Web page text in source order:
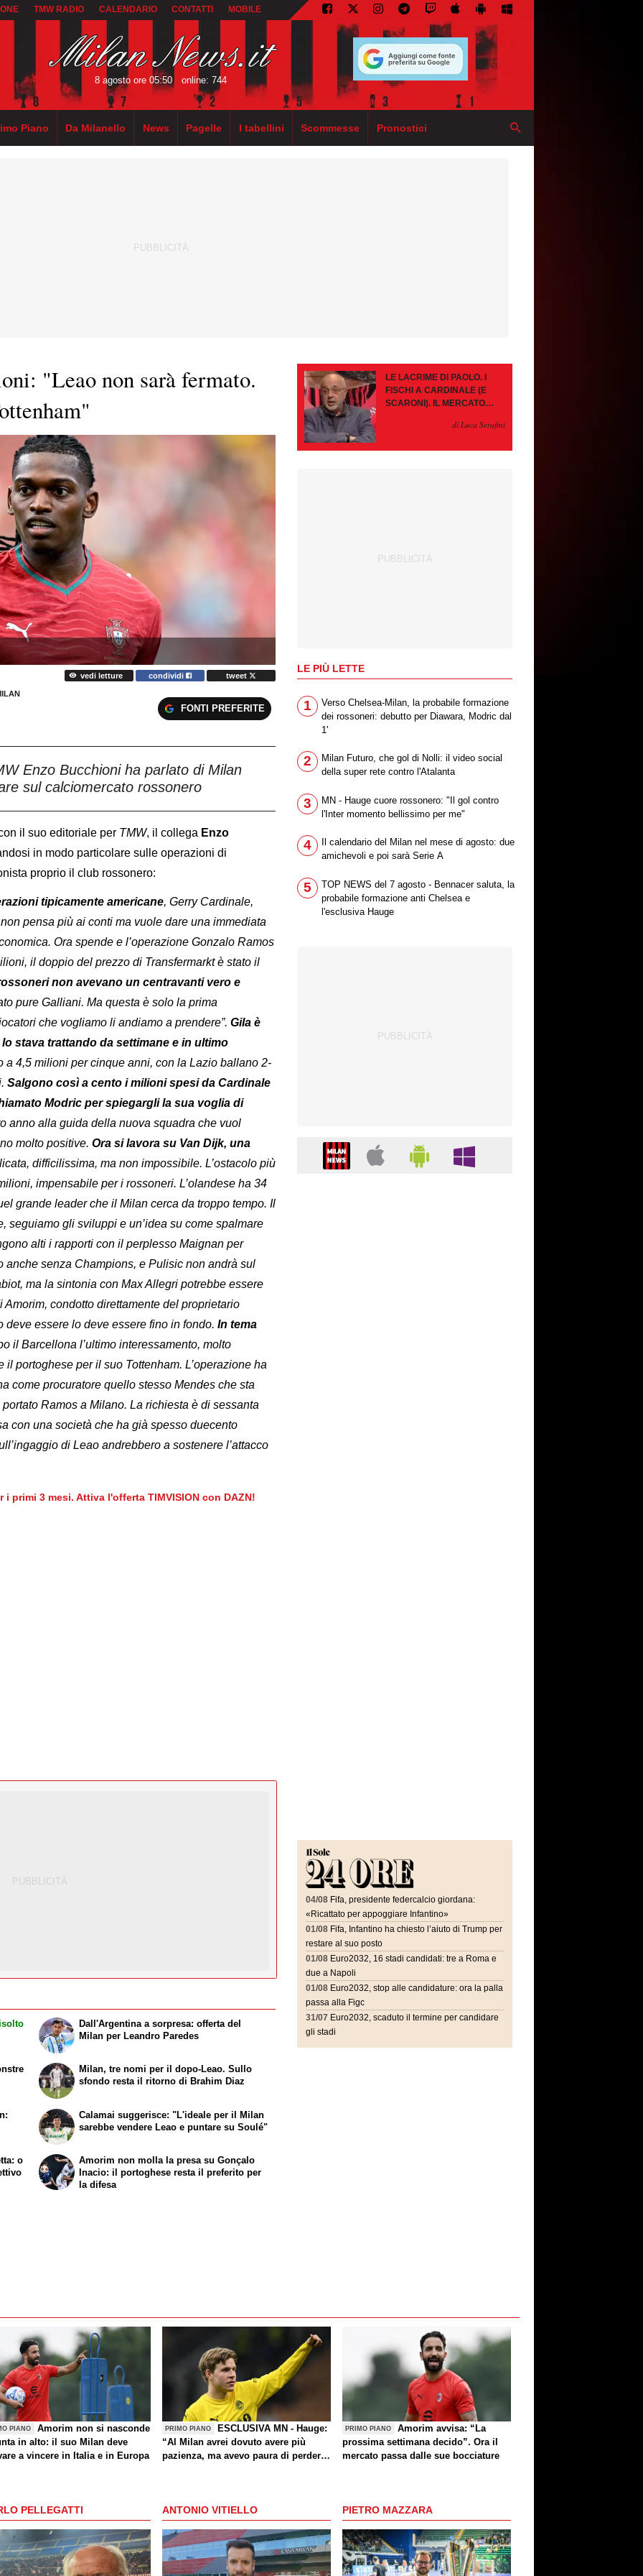
TMW RADIO CALENDARIO CONTATTI MOBILE
8 agosto ore 05:50 online: 744
Piano Da Milanello News Pagelle I tabellini Scommesse Pronostici
"Leao non sarà fermato.
vedi letture condividi tweet
FONTI PREFERITE
Enzo Bucchioni ha parlato di Milan
sul calciomercato rossonero
il suo editoriale per TMW, il collega Enzo
in modo particolare sulle operazioni di
proprio il club rossonero:
tipicamente americane, Gerry Cardinale,
pensa più ai conti ma vuole dare una immediata
Ora spende e l’operazione Gonzalo Ramos
il doppio del prezzo di Transfermarkt è stato il
non avevano un centravanti vero e
pure Galliani. Ma questa è solo la prima
che vogliamo li andiamo a prendere”. Gila è
stava trattando da settimane e in ultimo
a 4,5 milioni per cinque anni, con la Lazio ballano 2-
Salgono così a cento i milioni spesi da Cardinale
Modric per spiegargli la sua voglia di
anno alla guida della nuova squadra che vuol
molto positive. Ora si lavora su Van Dijk, una
difficilissima, ma non impossibile. L’ostacolo più
impensabile per i rossoneri. L’olandese ha 34
grande leader che il Milan cerca da troppo tempo. Il
seguiamo gli sviluppi e un’idea su come spalmare
alti i rapporti con il perplesso Maignan per
anche senza Champions, e Pulisic non andrà sul
ma la sintonia con Max Allegri potrebbe essere
condotto direttamente del proprietario
essere lo deve essere fino in fondo. In tema
il Barcellona l’ultimo interessamento, molto
portoghese per il suo Tottenham. L’operazione ha
come procuratore quello stesso Mendes che sta
Ramos a Milano. La richiesta è di sessanta
con una società che ha già spesso duecento
di Leao andrebbero a sostenere l’attacco
i primi 3 mesi. Attiva l'offerta TIMVISION con DAZN!
Dall'Argentina a sorpresa: offerta del
Milan per Leandro Paredes
Milan, tre nomi per il dopo-Leao. Sullo
sfondo resta il ritorno di Brahim Diaz
o
Calamai suggerisce: "L'ideale per il Milan
sarebbe vendere Leao e puntare su Soulé"
Amorim non molla la presa su Gonçalo
Inacio: il portoghese resta il preferito per
la difesa
LE LACRIME DI PAOLO. I
FISCHI A CARDINALE (E
SCARONI). IL MERCATO
PAZIENZA, SE RESTA È
di Luca Serafini
LE PIÙ LETTE
1
Verso Chelsea-Milan, la probabile formazione
dei rossoneri: debutto per Diawara, Modric dal
1'
2
Milan Futuro, che gol di Nolli: il video social
della super rete contro l'Atalanta
3
MN - Hauge cuore rossonero: "Il gol contro
l'Inter momento bellissimo per me"
4
Il calendario del Milan nel mese di agosto: due
amichevoli e poi sarà Serie A
5
TOP NEWS del 7 agosto - Bennacer saluta, la
probabile formazione anti Chelsea e
l'esclusiva Hauge
04/08 Fifa, presidente federcalcio giordana:
«Ricattato per appoggiare Infantino»
01/08 Fifa, Infantino ha chiesto l’aiuto di Trump per
restare al suo posto
01/08 Euro2032, 16 stadi candidati: tre a Roma e
due a Napoli
01/08 Euro2032, stop alle candidature: ora la palla
passa alla Figc
31/07 Euro2032, scaduto il termine per candidare
gli stadi
PIANO
Amorim non si nasconde
in alto: il suo Milan deve
a vincere in Italia e in Europa
PRIMO PIANO
ESCLUSIVA MN - Hauge:
“Al Milan avrei dovuto avere più
pazienza, ma avevo paura di perdere
un giorno? Magari. Forza Milan!”
PRIMO PIANO
Amorim avvisa: “La
prossima settimana decido”. Ora il
mercato passa dalle sue bocciature
PELLEGATTI ANTONIO VITIELLO PIETRO MAZZARA